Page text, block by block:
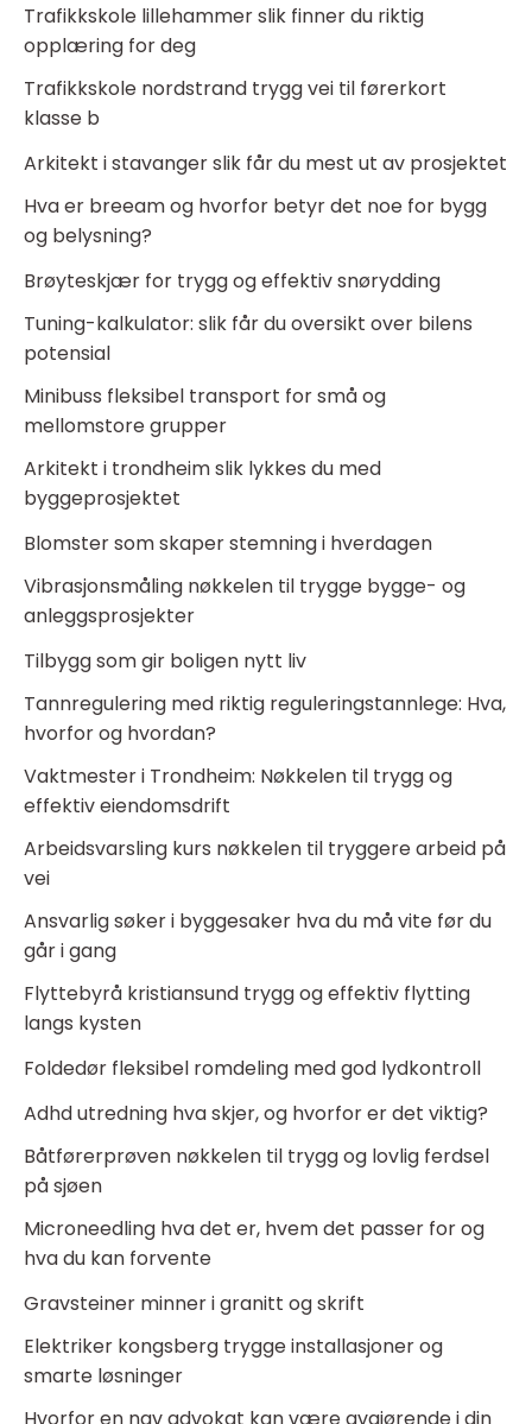
Trafikkskole lillehammer slik finner du riktig
opplæring for deg
Trafikkskole nordstrand trygg vei til førerkort
klasse b
Arkitekt i stavanger slik får du mest ut av prosjektet
Hva er breeam og hvorfor betyr det noe for bygg
og belysning?
Brøyteskjær for trygg og effektiv snørydding
Tuning-kalkulator: slik får du oversikt over bilens
potensial
Minibuss fleksibel transport for små og
mellomstore grupper
Arkitekt i trondheim slik lykkes du med
byggeprosjektet
Blomster som skaper stemning i hverdagen
Vibrasjonsmåling nøkkelen til trygge bygge- og
anleggsprosjekter
Tilbygg som gir boligen nytt liv
Tannregulering med riktig reguleringstannlege: Hva,
hvorfor og hvordan?
Vaktmester i Trondheim: Nøkkelen til trygg og
effektiv eiendomsdrift
Arbeidsvarsling kurs nøkkelen til tryggere arbeid på
vei
Ansvarlig søker i byggesaker hva du må vite før du
går i gang
Flyttebyrå kristiansund trygg og effektiv flytting
langs kysten
Foldedør fleksibel romdeling med god lydkontroll
Adhd utredning hva skjer, og hvorfor er det viktig?
Båtførerprøven nøkkelen til trygg og lovlig ferdsel
på sjøen
Microneedling hva det er, hvem det passer for og
hva du kan forvente
Gravsteiner minner i granitt og skrift
Elektriker kongsberg trygge installasjoner og
smarte løsninger